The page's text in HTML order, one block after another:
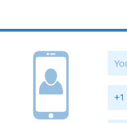
+1